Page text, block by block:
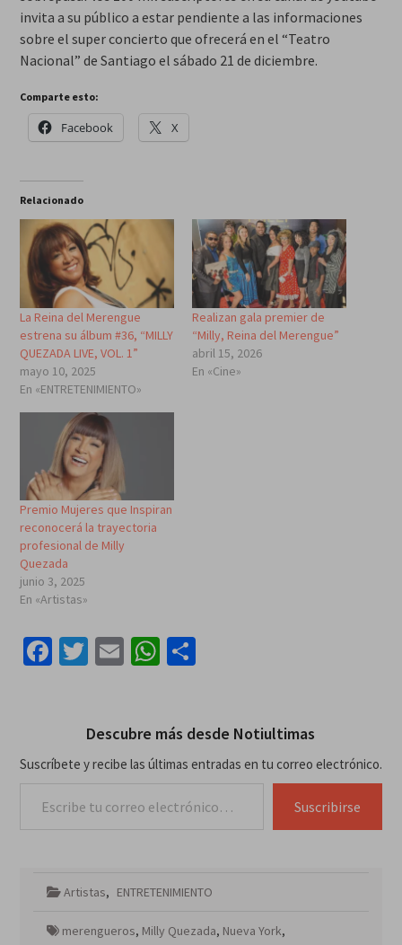
invita a su público a estar pendiente a las informaciones
sobre el super concierto que ofrecerá en el “Teatro
Nacional” de Santiago el sábado 21 de diciembre.
Comparte esto:
Facebook X
Relacionado
La Reina del Merengue
estrena su álbum #36, “MILLY
QUEZADA LIVE, VOL. 1”
mayo 10, 2025
En «ENTRETENIMIENTO»
Realizan gala premier de
“Milly, Reina del Merengue”
abril 15, 2026
En «Cine»
Premio Mujeres que Inspiran
reconocerá la trayectoria
profesional de Milly
Quezada
junio 3, 2025
En «Artistas»
Facebook
Twitter
EmailWhatsApp
Compartir
Descubre más desde Notiultimas
Suscríbete y recibe las últimas entradas en tu correo electrónico.
Suscribirse
Artistas, ENTRETENIMIENTO
merengueros, Milly Quezada, Nueva York,